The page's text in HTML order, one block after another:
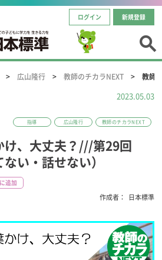
ログイン 新規登録
広山隆行 教師のチカラNEXT 教師
け、大丈夫？///第29回
い・話せない）
指導 広山隆行 教師のチカラNEXT
2023.05.03
追加
作成者： 日本標準